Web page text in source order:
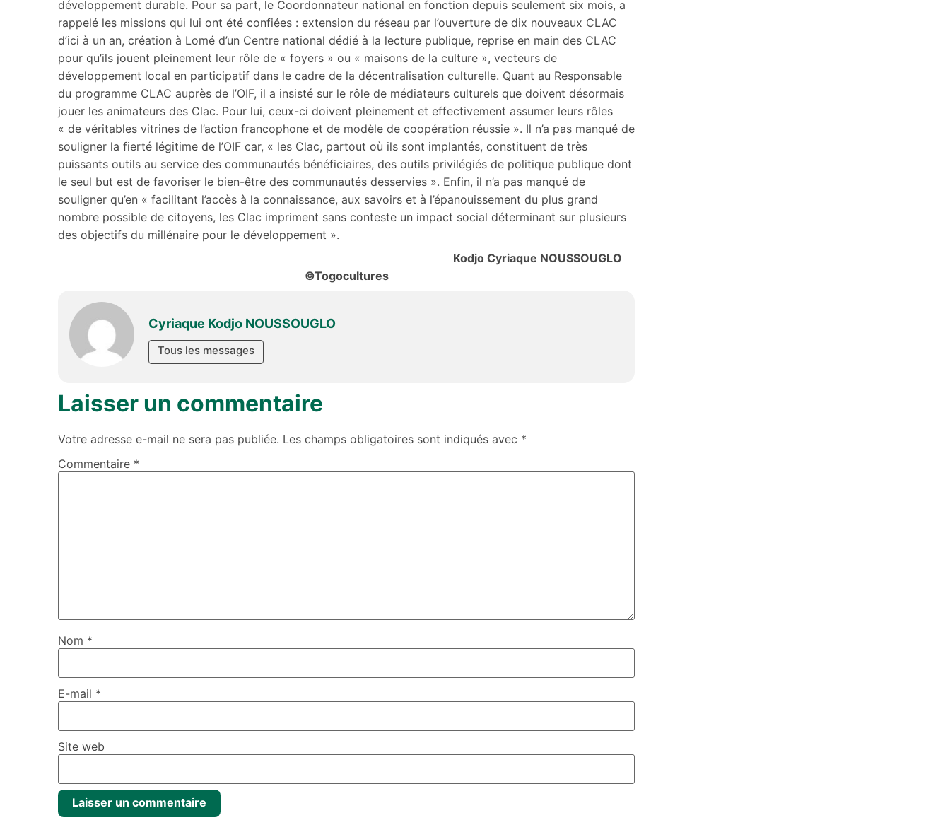
développement durable. Pour sa part, le Coordonnateur national en fonction depuis seulement six mois, a
rappelé les missions qui lui ont été confiées : extension du réseau par l’ouverture de dix nouveaux CLAC
d’ici à un an, création à Lomé d’un Centre national dédié à la lecture publique, reprise en main des CLAC
pour qu’ils jouent pleinement leur rôle de « foyers » ou « maisons de la culture », vecteurs de
développement local en participatif dans le cadre de la décentralisation culturelle. Quant au Responsable
du programme CLAC auprès de l’OIF, il a insisté sur le rôle de médiateurs culturels que doivent désormais
jouer les animateurs des Clac. Pour lui, ceux-ci doivent pleinement et effectivement assumer leurs rôles
« de véritables vitrines de l’action francophone et de modèle de coopération réussie ». Il n’a pas manqué de
souligner la fierté légitime de l’OIF car, « les Clac, partout où ils sont implantés, constituent de très
puissants outils au service des communautés bénéficiaires, des outils privilégiés de politique publique dont
le seul but est de favoriser le bien-être des communautés desservies ». Enfin, il n’a pas manqué de
souligner qu’en « facilitant l’accès à la connaissance, aux savoirs et à l’épanouissement du plus grand
nombre possible de citoyens, les Clac impriment sans conteste un impact social déterminant sur plusieurs
des objectifs du millénaire pour le développement ».
Kodjo Cyriaque NOUSSOUGLO
©Togocultures
Cyriaque Kodjo NOUSSOUGLO
Tous les messages
Laisser un commentaire
Votre adresse e-mail ne sera pas publiée. Les champs obligatoires sont indiqués avec *
Commentaire *
Nom *
E-mail *
Site web